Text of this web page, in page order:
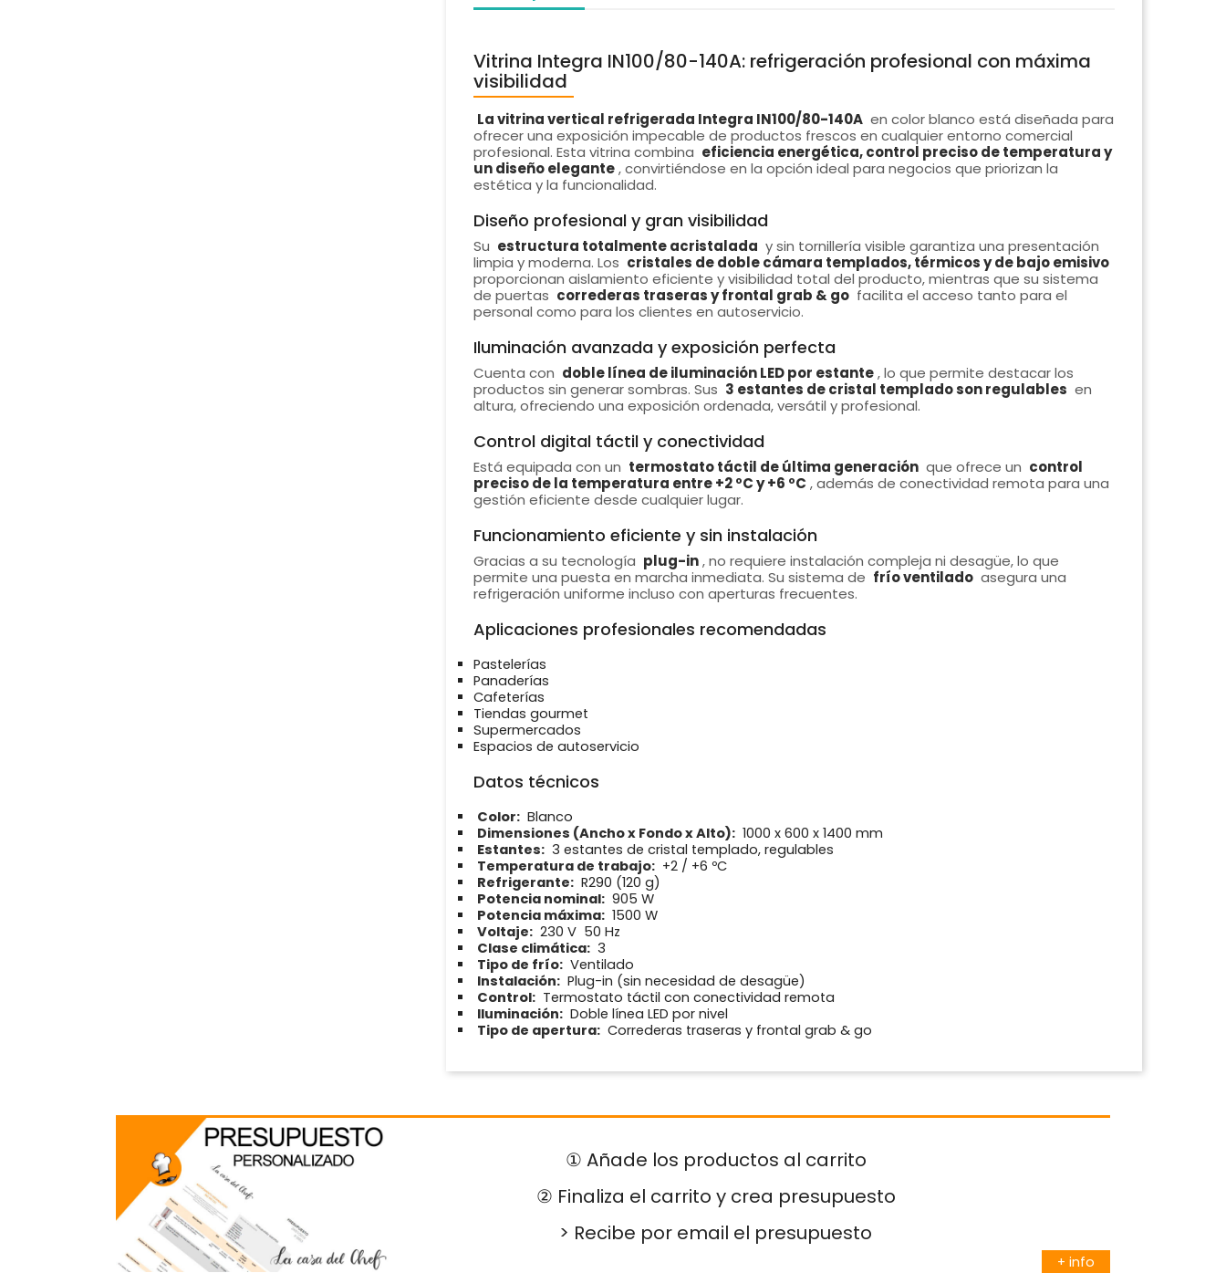
Vitrina Integra IN100/80-140A: refrigeración profesional con máxima
visibilidad
La vitrina vertical refrigerada Integra IN100/80-140A en color blanco está diseñada para
ofrecer una exposición impecable de productos frescos en cualquier entorno comercial
profesional. Esta vitrina combina eficiencia energética, control preciso de temperatura y
un diseño elegante , convirtiéndose en la opción ideal para negocios que priorizan la
estética y la funcionalidad.
Diseño profesional y gran visibilidad
Su estructura totalmente acristalada y sin tornillería visible garantiza una presentación
limpia y moderna. Los cristales de doble cámara templados, térmicos y de bajo emisivo
proporcionan aislamiento eficiente y visibilidad total del producto, mientras que su sistema
de puertas correderas traseras y frontal grab & go facilita el acceso tanto para el
personal como para los clientes en autoservicio.
Iluminación avanzada y exposición perfecta
Cuenta con doble línea de iluminación LED por estante , lo que permite destacar los
productos sin generar sombras. Sus 3 estantes de cristal templado son regulables en
altura, ofreciendo una exposición ordenada, versátil y profesional.
Control digital táctil y conectividad
Está equipada con un termostato táctil de última generación que ofrece un control
preciso de la temperatura entre +2 ºC y +6 ºC , además de conectividad remota para una
gestión eficiente desde cualquier lugar.
Funcionamiento eficiente y sin instalación
Gracias a su tecnología plug-in , no requiere instalación compleja ni desagüe, lo que
permite una puesta en marcha inmediata. Su sistema de frío ventilado asegura una
refrigeración uniforme incluso con aperturas frecuentes.
Aplicaciones profesionales recomendadas
Pastelerías
Panaderías
Cafeterías
Tiendas gourmet
Supermercados
Espacios de autoservicio
Datos técnicos
Color: Blanco
Dimensiones (Ancho x Fondo x Alto): 1000 x 600 x 1400 mm
Estantes: 3 estantes de cristal templado, regulables
Temperatura de trabajo: +2 / +6 ºC
Refrigerante: R290 (120 g)
Potencia nominal: 905 W
Potencia máxima: 1500 W
Voltaje: 230 V  50 Hz
Clase climática: 3
Tipo de frío: Ventilado
Instalación: Plug-in (sin necesidad de desagüe)
Control: Termostato táctil con conectividad remota
Iluminación: Doble línea LED por nivel
Tipo de apertura: Correderas traseras y frontal grab & go
① Añade los productos al carrito
② Finaliza el carrito y crea presupuesto
> Recibe por email el presupuesto
+ info